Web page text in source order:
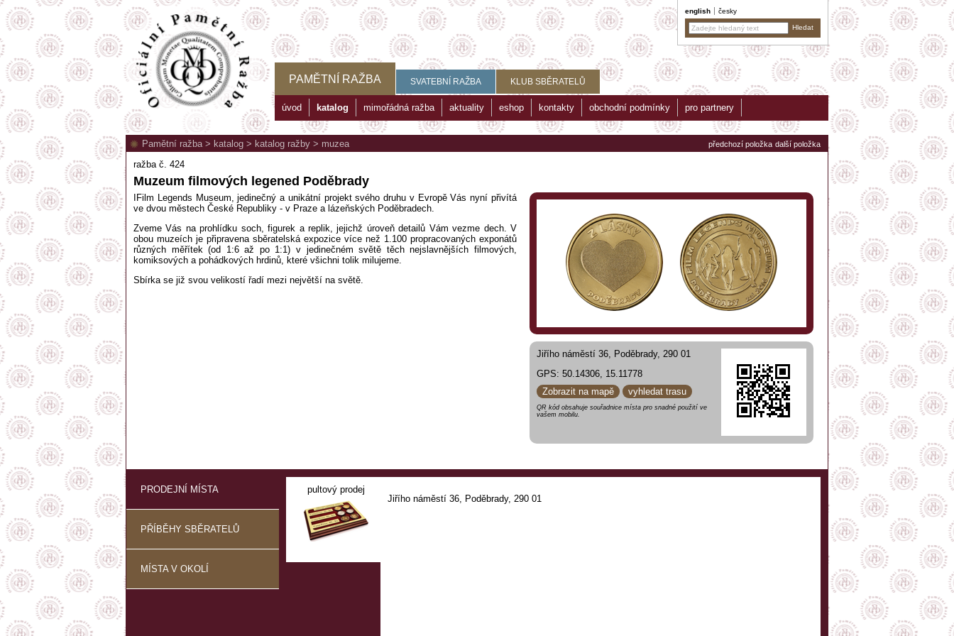
english česky
PAMĚTNÍ RAŽBA SVATEBNÍ RAŽBA KLUB SBĚRATELŮ
úvod katalog mimořádná ražba aktuality eshop kontakty obchodní podmínky pro partnery
předchozí položka další položka
Pamětní ražba> katalog > katalog ražby > muzea
ražba č. 424
Muzeum filmových legened Poděbrady
Jiřího náměstí 36, Poděbrady, 290 01
GPS: 50.14306, 15.11778
Zobrazit na mapě
vyhledat trasu
QR kód obsahuje souřadnice místa pro snadné použití ve
vašem mobilu.
IFilm Legends Museum, jedinečný a unikátní projekt svého druhu v Evropě Vás nyní přivítá
ve dvou městech České Republiky - v Praze a lázeňských Poděbradech.
Zveme Vás na prohlídku soch, figurek a replik, jejichž úroveň detailů Vám vezme dech. V
obou muzeích je připravena sběratelská expozice více než 1.100 propracovaných exponátů
různých měřítek (od 1:6 až po 1:1) v jedinečném světě těch nejslavnějších filmových,
komiksových a pohádkových hrdinů, které všichni tolik milujeme.
Sbírka se již svou velikostí řadí mezi největší na světě.
PRODEJNÍ MÍSTA
PŘÍBĚHY SBĚRATELŮ
MÍSTA V OKOLÍ
pultový prodej
Jiřího náměstí 36, Poděbrady, 290 01